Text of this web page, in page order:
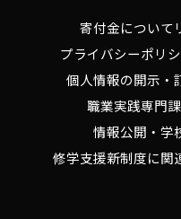
寄付金について
プライバシーポリ
個人情報の開示・
職業実践専門
情報公開・学
修学支援新制度に関